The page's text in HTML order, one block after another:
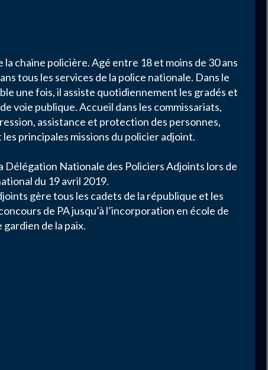
chaine policière. Agé entre 18 et moins de 30 ans
tous les services de la police nationale. Dans le
une fois, il assiste quotidiennement les gradés et
voie publique. Accueil dans les commissariats,
assistance et protection des personnes,
principales missions du policier adjoint.
Nationale des Policiers Adjoints lors de
du 19 avril 2019.
gère tous les cadets de la république et les
de PA jusqu’à l’incorporation en école de
gardien de la paix.